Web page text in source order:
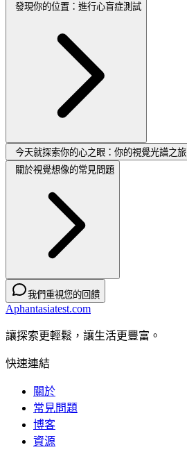
發現你的位置：進行心盲症測試
今天就探索你的心之眼：你的視覺光譜之旅
關於視覺想像的常見問題
我們重視您的回饋
Aphantasiatest.com
讓探索更輕鬆，讓生活更豐富。
快速連結
關於
常見問題
博客
資源